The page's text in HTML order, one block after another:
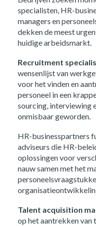
specialisten, HR-
managers en
dekken de meest
huidige arbeidsmarkt.
Recruitment
wensenlijst van
voor het vinden en
personeel in een
sourcing, interviewing
onmisbaar geworden.
HR-businesspartners
adviseurs die HR-
oplossingen voor
nauw samen met het
Talent acquisition
op het aantrekken van